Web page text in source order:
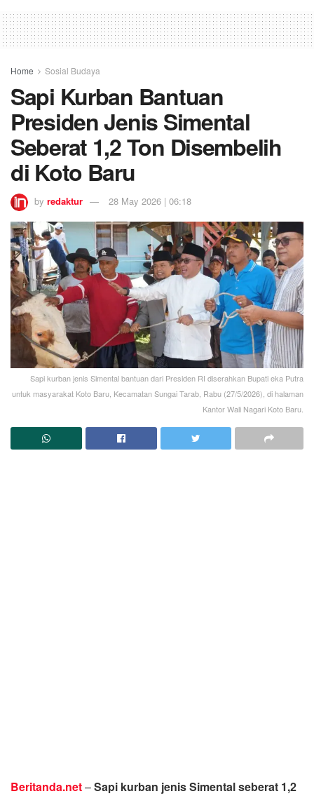
Home Sosial Budaya
Sapi Kurban Bantuan
Presiden Jenis Simental
Seberat 1,2 Ton Disembelih
di Koto Baru
by redaktur 28 May 2026 | 06:18
Sapi kurban jenis Simental bantuan dari Presiden RI diserahkan Bupati eka Putra
untuk masyarakat Koto Baru, Kecamatan Sungai Tarab, Rabu (27/5/2026), di halaman
Kantor Wali Nagari Koto Baru.
Beritanda.net–Sapi kurban jenis Simental seberat 1,2